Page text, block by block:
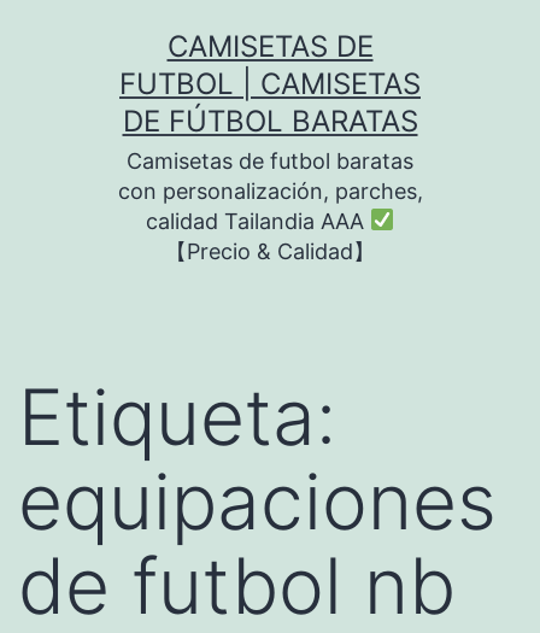
CAMISETAS DE
FUTBOL | CAMISETAS
DE FÚTBOL BARATAS
Camisetas de futbol baratas
con personalización, parches,
calidad Tailandia AAA
【Precio & Calidad】
Etiqueta:
equipaciones
de futbol nb